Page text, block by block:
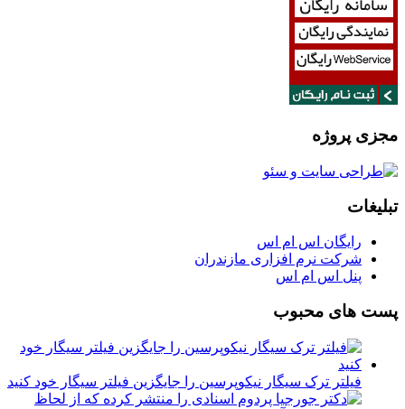
مجزی پروژه
تبلیغات
رایگان اس ام اس
شرکت نرم افزاری مازندران
پنل اس ام اس
پست های محبوب
فیلتر ترک سیگار نیکوپرسین را جایگزین فیلتر سیگار خود کنید